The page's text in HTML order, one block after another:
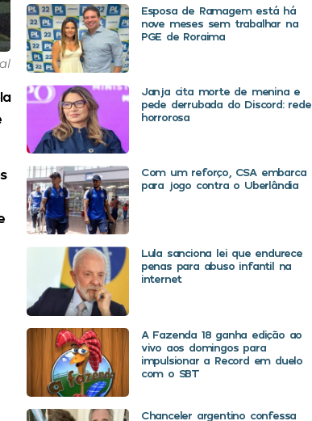
Esposa de Ramagem está há
nove meses sem trabalhar na
PGE de Roraima
Janja cita morte de menina e
pede derrubada do Discord: rede
horrorosa
Com um reforço, CSA embarca
para jogo contra o Uberlândia
Lula sanciona lei que endurece
penas para abuso infantil na
internet
A Fazenda 18 ganha edição ao
vivo aos domingos para
impulsionar a Record em duelo
com o SBT
Chanceler argentino confessa